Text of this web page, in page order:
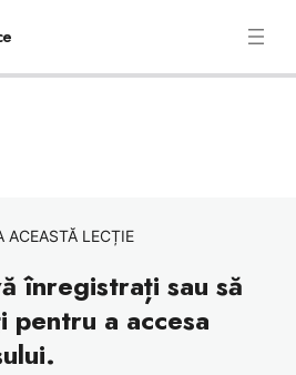
ACEASTĂ LECȚIE
înregistrați sau să
a accesa